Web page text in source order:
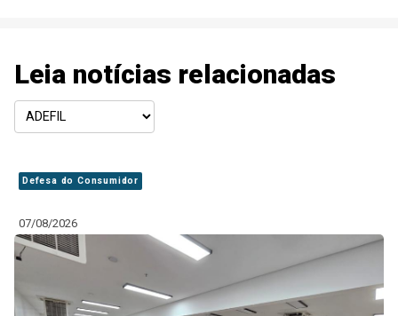
Leia notícias relacionadas
Defesa do Consumidor
07/08/2026